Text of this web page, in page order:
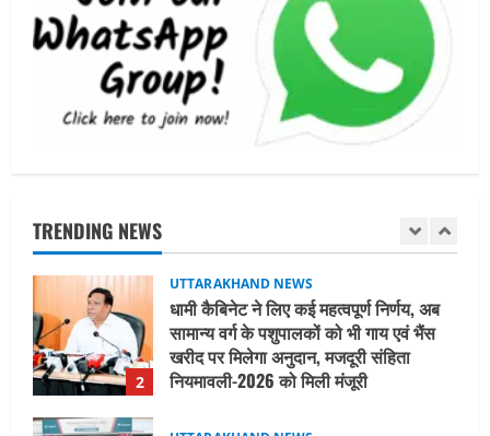
TRENDING NEWS
1
UTTARAKHAND NEWS
15 अगस्त तक ई-केवाईसी नहीं कराई तो गैस
आपूर्ति पर पड़ सकता है असर
August 8, 2026
2
UTTARAKHAND NEWS
3
UTTARAKHAND NEWS
नाबार्ड ने राष्ट्रीय हथकरघा दिवस के अवसर पर
मुंबई में तीन दिवसीय प्रदर्शनी का आयोजन किया
August 7, 2026